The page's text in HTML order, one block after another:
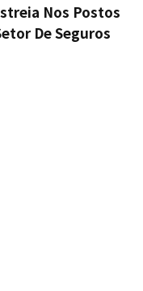
Nos Postos
De Seguros